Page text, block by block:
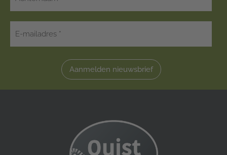
Aanmelden nieuwsbrief